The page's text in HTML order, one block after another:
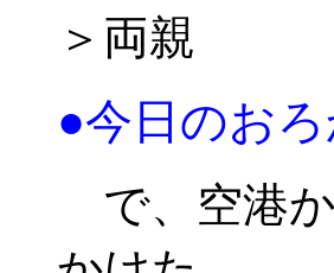
＞両親
●今日のお
で、空港